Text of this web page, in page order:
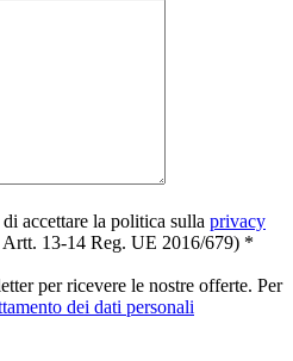
accettare la politica sulla privacy
13-14 Reg. UE 2016/679) *
per ricevere le nostre offerte. Per
dei dati personali